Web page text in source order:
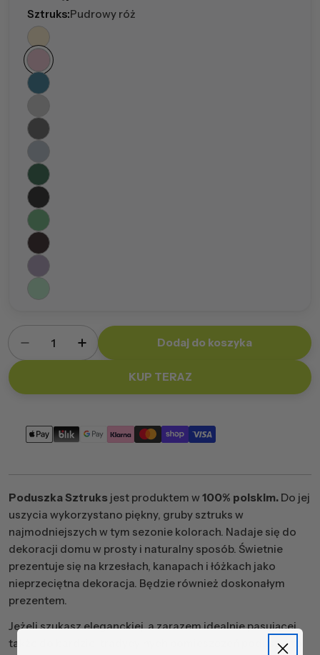
Sztruks:Pudrowy róż
Ilość
Zmniejsz ilość dla Poduszka kwadratowa
Zwiększ ilość dla Poduszka
Dodaj do koszyka
KUP TERAZ
Metody
Poduszka Sztruks jest produktem w 100% polskim. Do jej
uszycia wykorzystano piękny, gruby sztruks w
najmodniejszych w tym sezonie kolorach. Nadaje się do
dekoracji domu w prosty i naturalny sposób. Świetnie
prezentuje się na krzesłach, kanapach i łóżkach jako
nieprzeciętna dekoracja. Będzie również doskonałym
prezentem.
Jeżeli szukasz eleganckiej, a zarazem idealnie pasującej
także do bardziej tradycyjnych pomieszczeń poduszki to